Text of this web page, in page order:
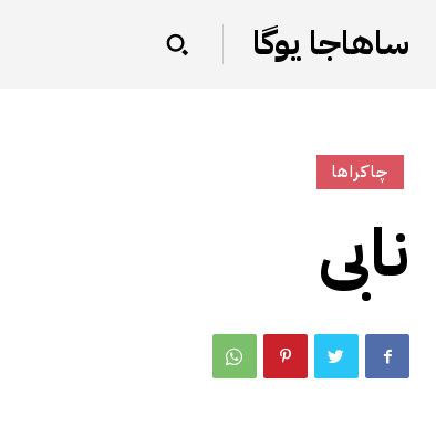
ساهاجا یوگا
چاکراها
نابی